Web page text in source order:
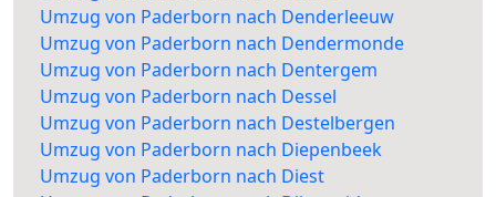
Umzug von Paderborn nach Denderleeuw
Umzug von Paderborn nach Dendermonde
Umzug von Paderborn nach Dentergem
Umzug von Paderborn nach Dessel
Umzug von Paderborn nach Destelbergen
Umzug von Paderborn nach Diepenbeek
Umzug von Paderborn nach Diest